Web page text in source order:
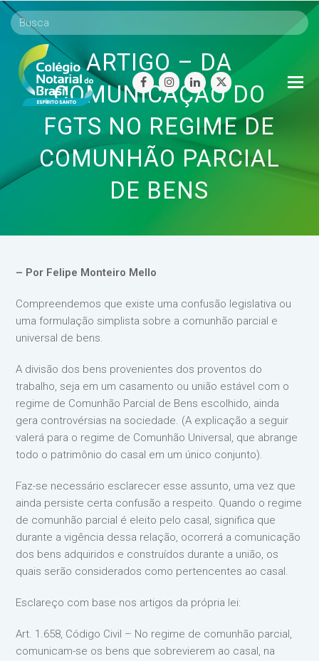
facebookinstagram
linkedintwitter
ARTIGO – DA
COMUNICAÇÃO DO
FGTS NO REGIME DE
COMUNHÃO PARCIAL
DE BENS
– Por Felipe Monteiro Mello
Compreendemos que existe uma confusão legislativa ou
uma formulação simplista sobre a comunhão parcial e
universal de bens.
A divisão dos bens provenientes dos proventos do
trabalho, seja em um casamento ou união estável com o
regime de Comunhão Parcial de Bens escolhido, ainda
gera controvérsias na sociedade. (A explicação a seguir
valerá para o regime de Comunhão Universal, que abrange
todo o patrimônio do casal em um único conjunto).
Faz-se necessário esclarecer esse assunto, uma vez que
ainda persiste certa confusão a respeito. Quando o regime
de comunhão parcial é eleito pelo casal, significa que
durante a vigência dessa relação, ocorrerá a comunicação
dos bens adquiridos e construídos durante a união, os
quais serão considerados como pertencentes ao casal.
Esclareço com base nos artigos da própria lei:
Art. 1.658, Código Civil – No regime de comunhão parcial,
comunicam-se os bens que sobrevierem ao casal, na